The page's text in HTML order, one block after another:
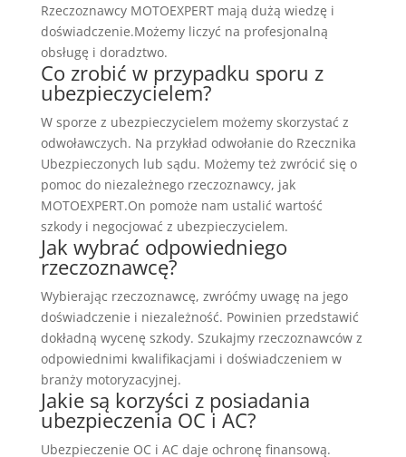
Rzeczoznawcy MOTOEXPERT mają dużą wiedzę i
doświadczenie.Możemy liczyć na profesjonalną
obsługę i doradztwo.
Co zrobić w przypadku sporu z
ubezpieczycielem?
W sporze z ubezpieczycielem możemy skorzystać z
odwoławczych. Na przykład odwołanie do Rzecznika
Ubezpieczonych lub sądu. Możemy też zwrócić się o
pomoc do niezależnego rzeczoznawcy, jak
MOTOEXPERT.On pomoże nam ustalić wartość
szkody i negocjować z ubezpieczycielem.
Jak wybrać odpowiedniego
rzeczoznawcę?
Wybierając rzeczoznawcę, zwróćmy uwagę na jego
doświadczenie i niezależność. Powinien przedstawić
dokładną wycenę szkody. Szukajmy rzeczoznawców z
odpowiednimi kwalifikacjami i doświadczeniem w
branży motoryzacyjnej.
Jakie są korzyści z posiadania
ubezpieczenia OC i AC?
Ubezpieczenie OC i AC daje ochronę finansową.